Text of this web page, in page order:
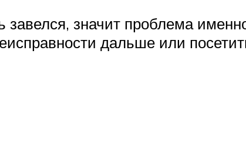
значит проблема
дальше или